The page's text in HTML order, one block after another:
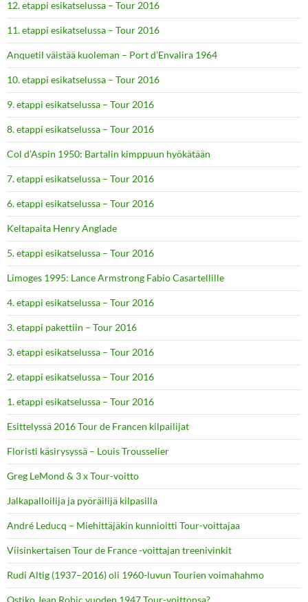
12. etappi esikatselussa – Tour 2016
11. etappi esikatselussa – Tour 2016
Anquetil väistää kuoleman – Port d’Envalira 1964
10. etappi esikatselussa – Tour 2016
9. etappi esikatselussa – Tour 2016
8. etappi esikatselussa – Tour 2016
Col d’Aspin 1950: Bartalin kimppuun hyökätään
7. etappi esikatselussa – Tour 2016
6. etappi esikatselussa – Tour 2016
Keltapaita Henry Anglade
5. etappi esikatselussa – Tour 2016
Limoges 1995: Lance Armstrong Fabio Casartellille
4. etappi esikatselussa – Tour 2016
3. etappi pakettiin – Tour 2016
3. etappi esikatselussa – Tour 2016
2. etappi esikatselussa – Tour 2016
1. etappi esikatselussa – Tour 2016
Esittelyssä 2016 Tour de Francen kilpailijat
Floristi käsirysyssä – Louis Trousselier
Greg LeMond & 3 x Tour-voitto
Jalkapalloilija ja pyöräilijä kilpasilla
André Leducq – Miehittäjäkin kunnioitti Tour-voittajaa
Viisinkertaisen Tour de France -voittajan treenivinkit
Rudi Altig (1937–2016) oli 1960-luvun Tourien voimahahmo